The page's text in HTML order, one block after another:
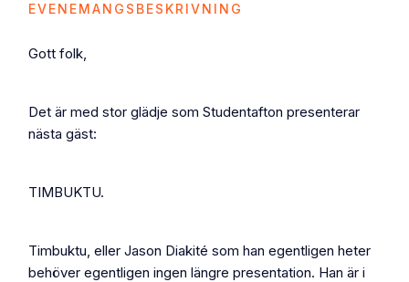
EVENEMANGSBESKRIVNING
Gott folk,
Det är med stor glädje som Studentafton presenterar
nästa gäst:
TIMBUKTU.
Timbuktu, eller Jason Diakité som han egentligen heter
behöver egentligen ingen längre presentation. Han är i